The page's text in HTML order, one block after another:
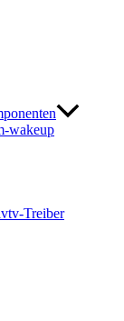
wakeup
Treiber